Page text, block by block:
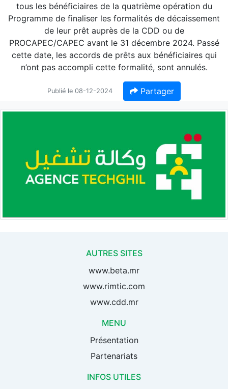
tous les bénéficiaires de la quatrième opération du
Programme de finaliser les formalités de décaissement
de leur prêt auprès de la CDD ou de
PROCAPEC/CAPEC avant le 31 décembre 2024. Passé
cette date, les accords de prêts aux bénéficiaires qui
n’ont pas accompli cette formalité, sont annulés.
Publié le 08-12-2024 Partager
AUTRES SITES
www.beta.mr
www.rimtic.com
www.cdd.mr
MENU
Présentation
Partenariats
INFOS UTILES